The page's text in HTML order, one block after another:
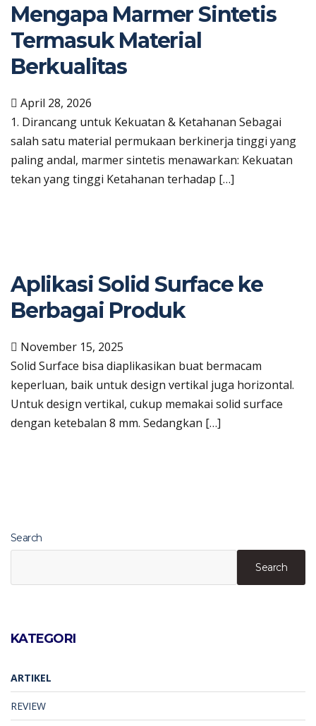
Mengapa Marmer Sintetis
Termasuk Material
Berkualitas
April 28, 2026
1. Dirancang untuk Kekuatan & Ketahanan Sebagai
salah satu material permukaan berkinerja tinggi yang
paling andal, marmer sintetis menawarkan: Kekuatan
tekan yang tinggi Ketahanan terhadap […]
Aplikasi Solid Surface ke
Berbagai Produk
November 15, 2025
Solid Surface bisa diaplikasikan buat bermacam
keperluan, baik untuk design vertikal juga horizontal.
Untuk design vertikal, cukup memakai solid surface
dengan ketebalan 8 mm. Sedangkan […]
Search
Search
KATEGORI
ARTIKEL
REVIEW